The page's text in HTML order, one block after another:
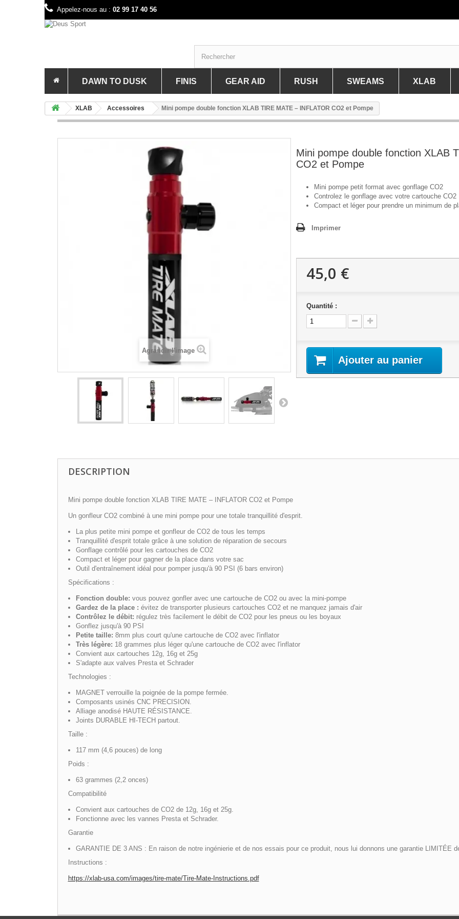
Appelez-nous au : 02 99 17 40 56
DAWN TO DUSK
PRÉSENTATION DE LA MARQUE DAWN TO DUSK
BAGAGERIE GRAVEL & VTT
OUTILLAGE GRAVEL & VTT
FINIS
PRÉSENTATION DE LA MARQUE FINIS
ACCESSOIRES DIVERS
COMBINAISONS / JAMMERS
MATÉRIEL TECHNIQUE
MONOPALMES
GEAR AID
PRÉSENTATION DE LA MARQUE GEAR AID
PRODUITS
RUSH
PRÉSENTATION DE LA MARQUE RUSH
CHAUSSETTES & SOCQUETTES
BIDONS
PORTE DOSSARD, PORTE BIDONS,
TEXTILE TRIATHLON
BANDEAU RUNNING
SWEAMS
BIDONS
BONNETS
MINI PALMES
Maillots Femmes 2 pièces
Maillots Homme
XLAB
XLAB Accessoires Mini pompe double fonction XLAB TIRE MATE – INFLATOR CO2 et Pompe
Agrandir l'image
Mini pompe double fonction XLAB
CO2 et Pompe
Mini pompe petit format avec gonflage CO2
Controlez le gonflage avec votre cartouche CO2
Compact et léger pour prendre un minimum de
Imprimer
45,0 €
Quantité :
Ajouter au panier
DESCRIPTION
Mini pompe double fonction XLAB TIRE MATE – INFLATOR CO2 et Pompe
Un gonfleur CO2 combiné à une mini pompe pour une totale tranquillité d'esprit.
La plus petite mini pompe et gonfleur de CO2 de tous les temps
Tranquillité d'esprit totale grâce à une solution de réparation de secours
Gonflage contrôlé pour les cartouches de CO2
Compact et léger pour gagner de la place dans votre sac
Outil d'entraînement idéal pour pomper jusqu'à 90 PSI (6 bars environ)
Spécifications :
Fonction double: vous pouvez gonfler avec une cartouche de CO2 ou avec la mini-pompe
Gardez de la place : évitez de transporter plusieurs cartouches CO2 et ne manquez jamais d'air
Contrôlez le débit: régulez très facilement le débit de CO2 pour les pneus ou les boyaux
Gonflez jusqu'à 90 PSI
Petite taille: 8mm plus court qu'une cartouche de CO2 avec l'inflator
Très légère: 18 grammes plus léger qu'une cartouche de CO2 avec l'inflator
Convient aux cartouches 12g, 16g et 25g
S'adapte aux valves Presta et Schrader
Technologies :
MAGNET verrouille la poignée de la pompe fermée.
Composants usinés CNC PRECISION.
Alliage anodisé HAUTE RÉSISTANCE.
Joints DURABLE HI-TECH partout.
Taille :
117 mm (4,6 pouces) de long
Poids :
63 grammes (2,2 onces)
Compatibilité
Convient aux cartouches de CO2 de 12g, 16g et 25g.
Fonctionne avec les vannes Presta et Schrader.
Garantie
GARANTIE DE 3 ANS : En raison de notre ingénierie et de nos essais pour ce produit, nous lui donnons une garantie LIMITÉE
Instructions :
https://xlab-usa.com/images/tire-mate/Tire-Mate-Instructions.pdf